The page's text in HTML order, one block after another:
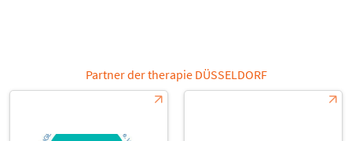
Partner der therapie DÜSSELDORF